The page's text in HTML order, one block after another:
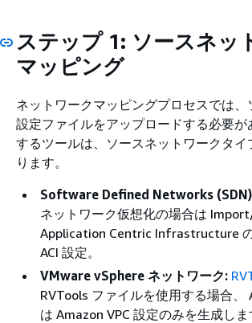
ステップ 1: ソースネッ
マッピング
ネットワークマッピングプロセスでは、
設定ファイルをアップロードする必要が
するツールは、ソースネットワークタイ
ります。
Software Defined Networks
ネットワーク仮想化の場合は
Application Centric Infrastructure
ACI 設定。
VMware vSphere ネットワーク:
RVTools ファイルを使用する場合、
は Amazon VPC 設定のみを生成し